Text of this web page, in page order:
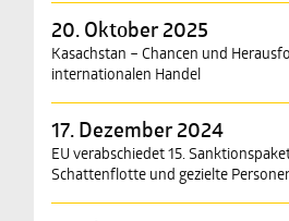
20. Oktober 2025
Kasachstan – Chancen und
internationalen Handel
17. Dezember 2024
EU verabschiedet 15.
Schattenflotte und gezielte